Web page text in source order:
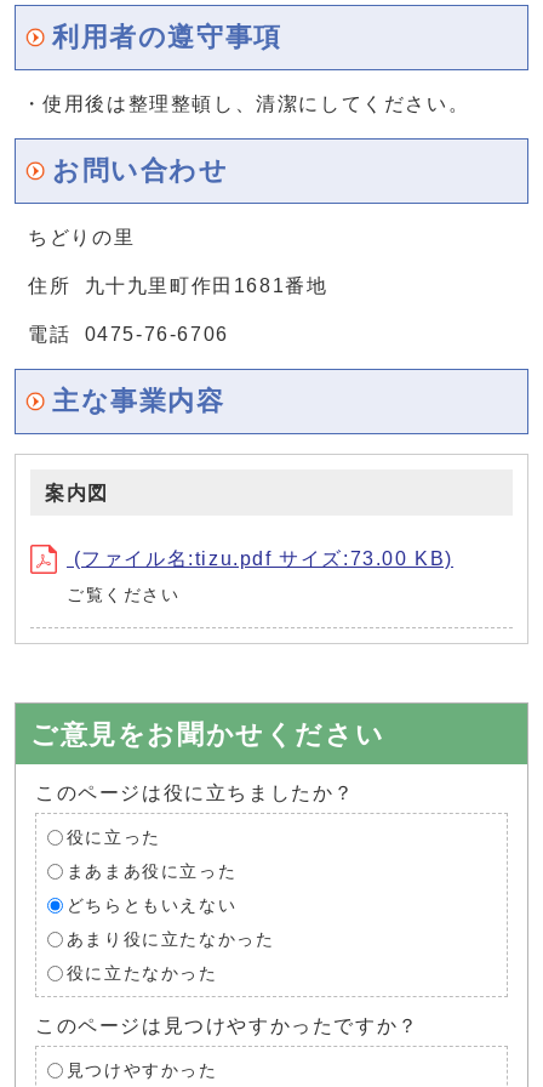
利用者の遵守事項
・使用後は整理整頓し、清潔にしてください。
お問い合わせ
ちどりの里
住所 九十九里町作田1681番地
電話 0475-76-6706
主な事業内容
案内図
(ファイル名:tizu.pdf サイズ:73.00 KB)
ご覧ください
ご意見をお聞かせください
このページは役に立ちましたか？
役に立った
まあまあ役に立った
どちらともいえない
あまり役に立たなかった
役に立たなかった
このページは見つけやすかったですか？
見つけやすかった